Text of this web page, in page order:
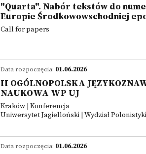
"Quarta". Nabór tekstów do
Europie Środkowowschodniej
Call for papers
Data rozpoczęcia: 01.06.2026
II OGÓLNOPOLSKA
NAUKOWA WP UJ
Kraków | Konferencja
Uniwersytet Jagielloński | Wydział
Data rozpoczęcia: 01.06.2026